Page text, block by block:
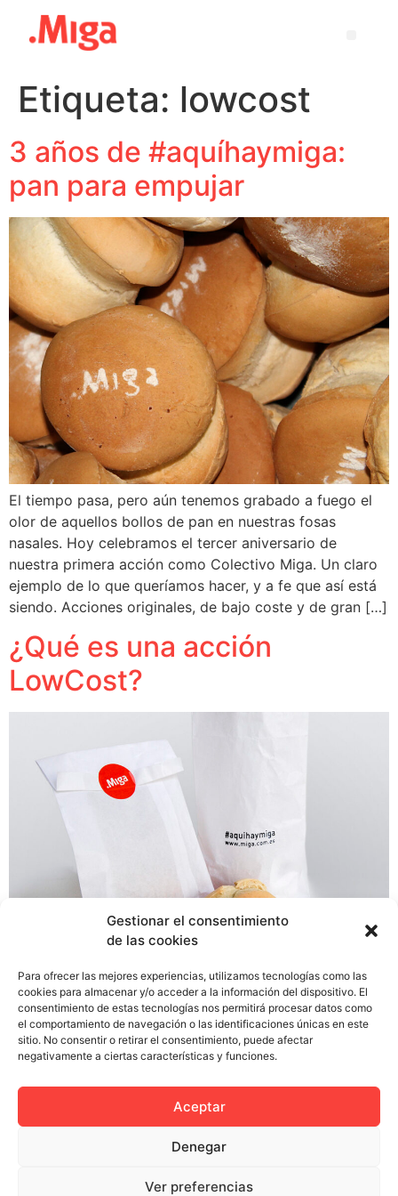
Gestionar el consentimiento
de las cookies
Para ofrecer las mejores experiencias, utilizamos tecnologías como las
cookies para almacenar y/o acceder a la información del dispositivo. El
consentimiento de estas tecnologías nos permitirá procesar datos como
el comportamiento de navegación o las identificaciones únicas en este
sitio. No consentir o retirar el consentimiento, puede afectar
negativamente a ciertas características y funciones.
Aceptar
Denegar
Ver preferencias
Etiqueta: lowcost
3 años de #aquíhaymiga:
pan para empujar
El tiempo pasa, pero aún tenemos grabado a fuego el
olor de aquellos bollos de pan en nuestras fosas
nasales. Hoy celebramos el tercer aniversario de
nuestra primera acción como Colectivo Miga. Un claro
ejemplo de lo que queríamos hacer, y a fe que así está
siendo. Acciones originales, de bajo coste y de gran […]
¿Qué es una acción
LowCost?
El pasado miércoles 9 de Abril hicimos la acción de
presentación del colectivo en los estudios y agencias
de Sevilla. El motivo de esta acción, a la que llamamos
#aquíhaymiga, no era otro que el de darnos a conocer
haciéndolo de una manera diferente y creativa, y […]